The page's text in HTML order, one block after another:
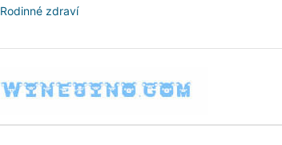
Rodinné zdraví